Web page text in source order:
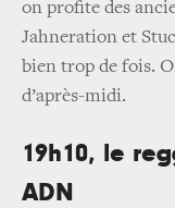
on profite des
Jahneration et
bien trop de fois.
d’après-midi.
19h10, le
ADN